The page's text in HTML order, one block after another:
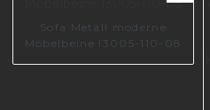
Sofa Metall moderne
Möbelbeine I3005-110-08